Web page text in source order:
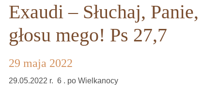
Exaudi – Słuchaj, Panie,
głosu mego! Ps 27,7
29 maja 2022
29.05.2022 r. 6 . po Wielkanocy